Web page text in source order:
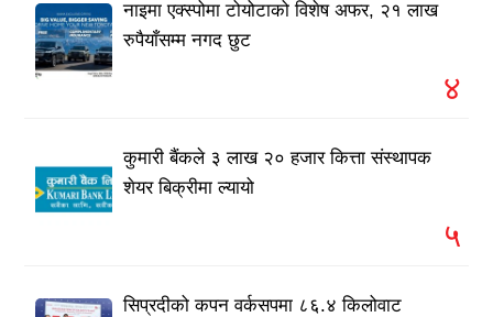
नाइमा एक्स्पोमा टोयोटाको विशेष अफर, २१ लाख
रुपैयाँसम्म नगद छुट
४
कुमारी बैंकले ३ लाख २० हजार कित्ता संस्थापक
शेयर बिक्रीमा ल्यायो
५
सिप्रदीको कपन वर्कसपमा ८६.४ किलोवाट